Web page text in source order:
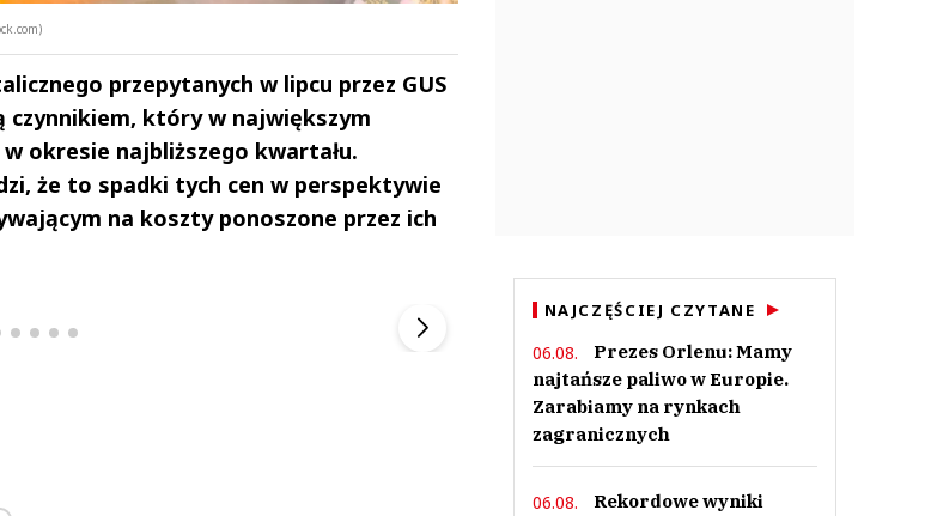
przepytanych w lipcu przez GUS
czynnikiem, który w największym
okresie najbliższego kwartału.
że to spadki tych cen w perspektywie
na koszty ponoszone przez ich
▶
Szefem być Sezon 2 Marcin Przybysz
NAJCZĘŚCIEJ CZYTANE
06.08.
Prezes Orlenu: Mamy
najtańsze paliwo w Europie.
Zarabiamy na rynkach
zagranicznych
06.08.
Rekordowe wyniki